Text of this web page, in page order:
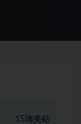
15琦美钻